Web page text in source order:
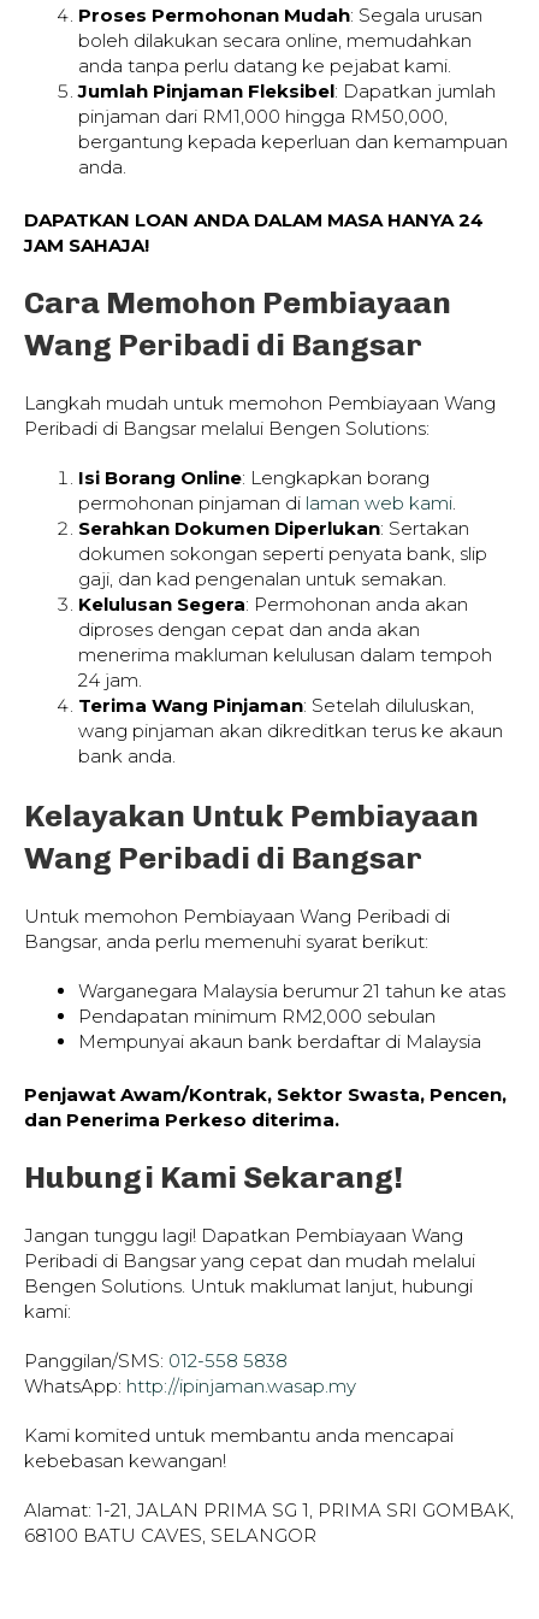
Proses Permohonan Mudah: Segala urusan
boleh dilakukan secara online, memudahkan
anda tanpa perlu datang ke pejabat kami.
Jumlah Pinjaman Fleksibel: Dapatkan jumlah
pinjaman dari RM1,000 hingga RM50,000,
bergantung kepada keperluan dan kemampuan
anda.
DAPATKAN LOAN ANDA DALAM MASA HANYA 24
JAM SAHAJA!
Cara Memohon Pembiayaan
Wang Peribadi di Bangsar
Langkah mudah untuk memohon Pembiayaan Wang
Peribadi di Bangsar melalui Bengen Solutions:
Isi Borang Online: Lengkapkan borang
permohonan pinjaman di laman web kami
Serahkan Dokumen Diperlukan: Sertakan
dokumen sokongan seperti penyata bank, slip
gaji, dan kad pengenalan untuk semakan.
Kelulusan Segera: Permohonan anda akan
diproses dengan cepat dan anda akan
menerima makluman kelulusan dalam tempoh
24 jam.
Terima Wang Pinjaman: Setelah diluluskan,
wang pinjaman akan dikreditkan terus ke akaun
bank anda.
Kelayakan Untuk Pembiayaan
Wang Peribadi di Bangsar
Untuk memohon Pembiayaan Wang Peribadi di
Bangsar, anda perlu memenuhi syarat berikut:
Warganegara Malaysia berumur 21 tahun ke atas
Pendapatan minimum RM2,000 sebulan
Mempunyai akaun bank berdaftar di Malaysia
Penjawat Awam/Kontrak, Sektor Swasta, Pencen,
dan Penerima Perkeso diterima.
Hubungi Kami Sekarang!
Jangan tunggu lagi! Dapatkan Pembiayaan Wang
Peribadi di Bangsar yang cepat dan mudah melalui
Bengen Solutions. Untuk maklumat lanjut, hubungi
kami:
Panggilan/SMS: 012-558 5838
WhatsApp: http://ipinjaman.wasap.my
Kami komited untuk membantu anda mencapai
kebebasan kewangan!
Alamat: 1-21, JALAN PRIMA SG 1, PRIMA SRI GOMBAK,
68100 BATU CAVES, SELANGOR